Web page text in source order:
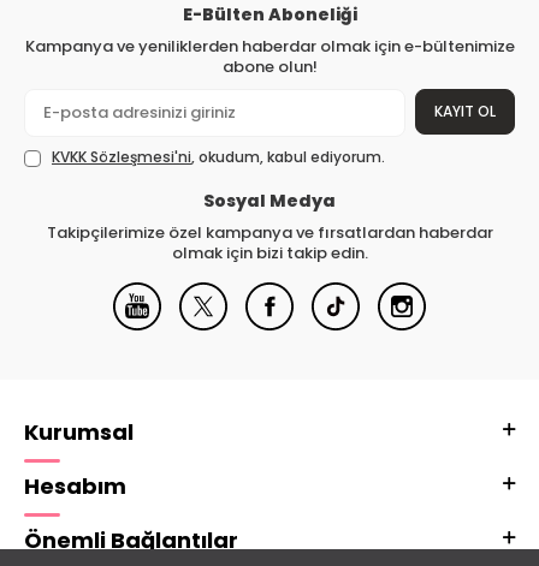
E-Bülten Aboneliği
Kampanya ve yeniliklerden haberdar olmak için e-bültenimize
abone olun!
KAYIT OL
KVKK Sözleşmesi'ni, okudum, kabul ediyorum.
Sosyal Medya
Takipçilerimize özel kampanya ve fırsatlardan haberdar
olmak için bizi takip edin.
Kurumsal
Hesabım
Önemli Bağlantılar